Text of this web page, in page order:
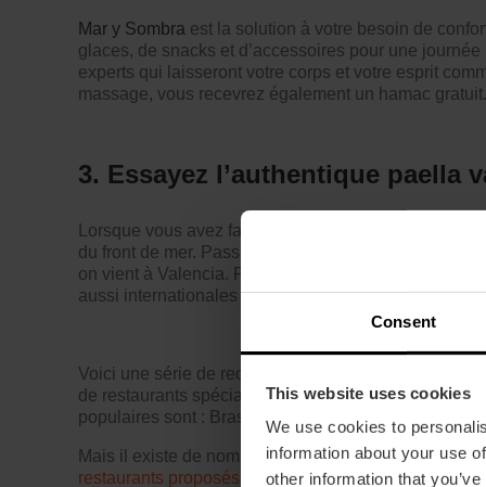
Consent
This website uses cookies
We use cookies to
information about your use
other information that
Mar y Sombra est la solution à votre besoin de
glaces, de snacks et d’accessoires pour une
experts qui laisseront votre corps et votre esprit
massage, vous recevrez également un hamac
3. Essayez l’authentique paella
Lorsque vous avez faim, il n’y a rien de mieux
du front de mer. Passage obligé. C’est l’un de ces
on vient à Valencia. Parce que, pour être honnête,
aussi internationales qu’une délicieuse paella, et si
Voici une série de recommandations pour ce «
de restaurants spécialisés dans les plats à base de
populaires sont : Brasserie Sorolla La alegría de la
Mais il existe de nombreuses autres options pour
restaurants proposés et choisir celui qui vous plaît le